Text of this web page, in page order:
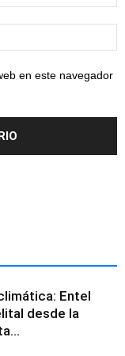
en este navegador
Entel
desde la